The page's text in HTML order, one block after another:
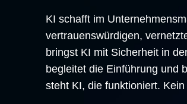
KI schafft im
vertrauenswürdigen,
bringst KI mit Sicherheit in
begleitet die Einführung und
steht KI, die funktioniert.